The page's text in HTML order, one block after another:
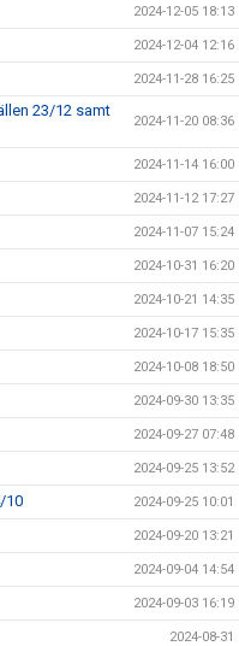
2024-12-05 18:13
2024-12-04 12:16
2024-11-28 16:25
23/12 samt
2024-11-20 08:36
2024-11-14 16:00
2024-11-12 17:27
2024-11-07 15:24
2024-10-31 16:20
2024-10-21 14:35
2024-10-17 15:35
2024-10-08 18:50
2024-09-30 13:35
2024-09-27 07:48
2024-09-25 13:52
10 2024-09-25 10:01
2024-09-20 13:21
2024-09-04 14:54
2024-09-03 16:19
2024-08-31